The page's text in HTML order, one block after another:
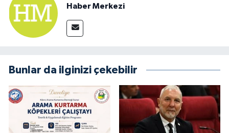
Haber Merkezi
Bunlar da ilginizi çekebilir